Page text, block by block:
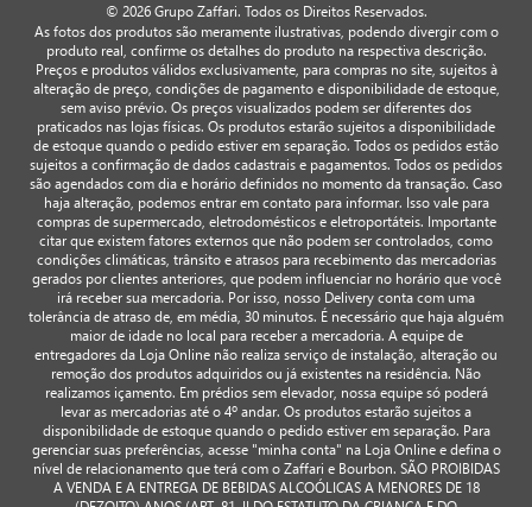
© 2026 Grupo Zaffari. Todos os Direitos Reservados.
As fotos dos produtos são meramente ilustrativas, podendo divergir com o
produto real, confirme os detalhes do produto na respectiva descrição.
Preços e produtos válidos exclusivamente, para compras no site, sujeitos à
alteração de preço, condições de pagamento e disponibilidade de estoque,
sem aviso prévio. Os preços visualizados podem ser diferentes dos
praticados nas lojas físicas. Os produtos estarão sujeitos a disponibilidade
de estoque quando o pedido estiver em separação. Todos os pedidos estão
sujeitos a confirmação de dados cadastrais e pagamentos. Todos os pedidos
são agendados com dia e horário definidos no momento da transação. Caso
haja alteração, podemos entrar em contato para informar. Isso vale para
compras de supermercado, eletrodomésticos e eletroportáteis. Importante
citar que existem fatores externos que não podem ser controlados, como
condições climáticas, trânsito e atrasos para recebimento das mercadorias
gerados por clientes anteriores, que podem influenciar no horário que você
irá receber sua mercadoria. Por isso, nosso Delivery conta com uma
tolerância de atraso de, em média, 30 minutos. É necessário que haja alguém
maior de idade no local para receber a mercadoria. A equipe de
entregadores da Loja Online não realiza serviço de instalação, alteração ou
remoção dos produtos adquiridos ou já existentes na residência. Não
realizamos içamento. Em prédios sem elevador, nossa equipe só poderá
levar as mercadorias até o 4º andar. Os produtos estarão sujeitos a
disponibilidade de estoque quando o pedido estiver em separação. Para
gerenciar suas preferências, acesse "minha conta" na Loja Online e defina o
nível de relacionamento que terá com o Zaffari e Bourbon. SÃO PROIBIDAS
A VENDA E A ENTREGA DE BEBIDAS ALCOÓLICAS A MENORES DE 18